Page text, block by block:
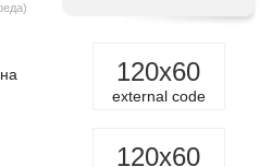
120x60
external code
120x60